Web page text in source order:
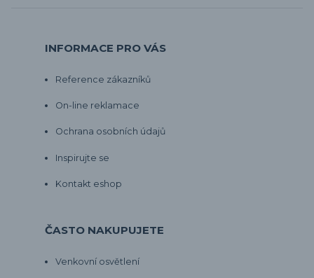
INFORMACE PRO VÁS
Reference zákazníků
On-line reklamace
Ochrana osobních údajů
Inspirujte se
Kontakt eshop
ČASTO NAKUPUJETE
Venkovní osvětlení